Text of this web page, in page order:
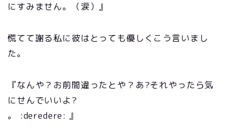
にすみません。（涙）』
慌てて謝る私に彼はとっても優しくこう言いまし
た。
『なんや？お前間違ったとや？あ?それやったら気
にせんでいいよ?
。 :deredere: 』